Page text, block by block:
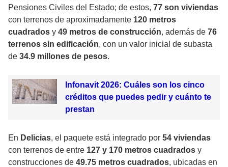
Pensiones Civiles del Estado; de estos, 77 son viviendas
con terrenos de aproximadamente 120 metros
cuadrados y 49 metros de construcción, además de 76
terrenos sin edificación, con un valor inicial de subasta
de 34.9 millones de pesos.
Infonavit 2026: Cuáles son los cinco
créditos que puedes pedir y cuánto te
prestan
En Delicias, el paquete está integrado por 54 viviendas
con terrenos de entre 127 y 170 metros cuadrados y
construcciones de 49.75 metros cuadrados, ubicadas en